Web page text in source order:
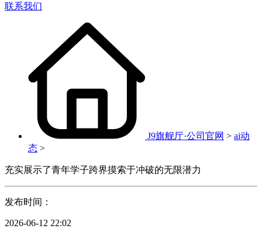
联系我们
J9旗舰厅·公司官网 > ai动
态 >
充实展示了青年学子跨界摸索于冲破的无限潜力
发布时间：
2026-06-12 22:02